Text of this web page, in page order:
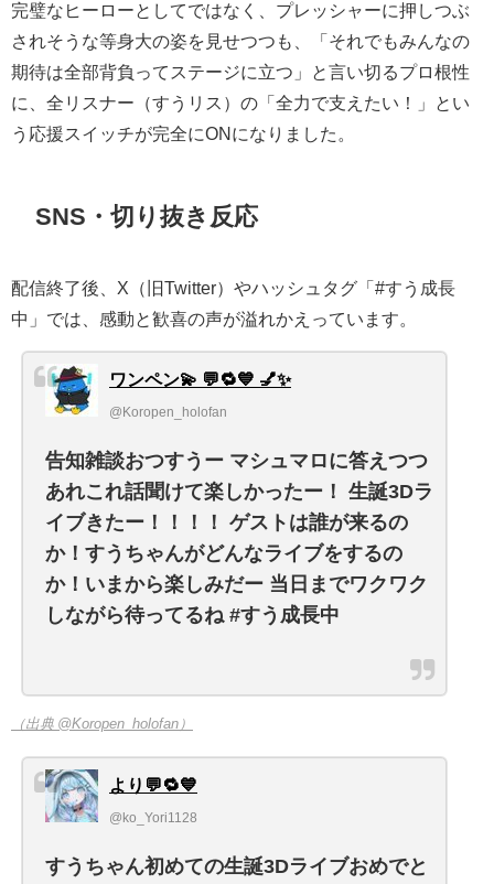
完璧なヒーローとしてではなく、プレッシャーに押しつぶ
されそうな等身大の姿を見せつつも、「それでもみんなの
期待は全部背負ってステージに立つ」と言い切るプロ根性
に、全リスナー（すうリス）の「全力で支えたい！」とい
う応援スイッチが完全にONになりました。
SNS・切り抜き反応
配信終了後、X（旧Twitter）やハッシュタグ「#すう成長
中」では、感動と歓喜の声が溢れかえっています。
ワンペン💫 💬🔁💙 💅✨
@Koropen_holofan
告知雑談おつすうー マシュマロに答えつつ
あれこれ話聞けて楽しかったー！ 生誕3Dラ
イブきたー！！！！ ゲストは誰が来るの
か！すうちゃんがどんなライブをするの
か！いまから楽しみだー 当日までワクワク
しながら待ってるね #すう成長中
（出典 @Koropen_holofan）
より💬🔁💙
@ko_Yori1128
すうちゃん初めての生誕3Dライブおめでと